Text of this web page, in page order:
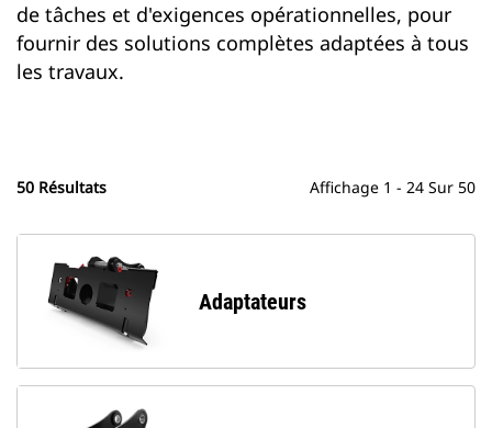
de tâches et d'exigences opérationnelles, pour
fournir des solutions complètes adaptées à tous
les travaux.
50 Résultats Affichage 1 - 24 Sur 50
Adaptateurs